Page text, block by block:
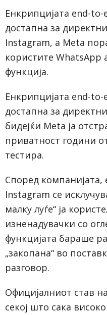
Енкрипцијата end-to-
достапна за
Instagram, а Meta
користите WhatsApp
функција.
Енкрипцијата end-to-
достапна за
бидејќи Meta ја
приватност години
тестира.
Според компанијата,
Instagram се
малку луѓе“ ја
изненадувачки со
функцијата бараше
„закопана“ во
разговор.
Официјалниот став
секој што сака